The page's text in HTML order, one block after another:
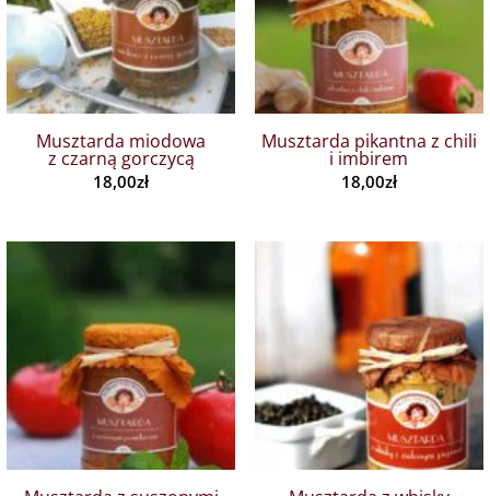
Musztarda miodowa
z czarną gorczycą
18,00zł
Musztarda pikantna z chili
i imbirem
18,00zł